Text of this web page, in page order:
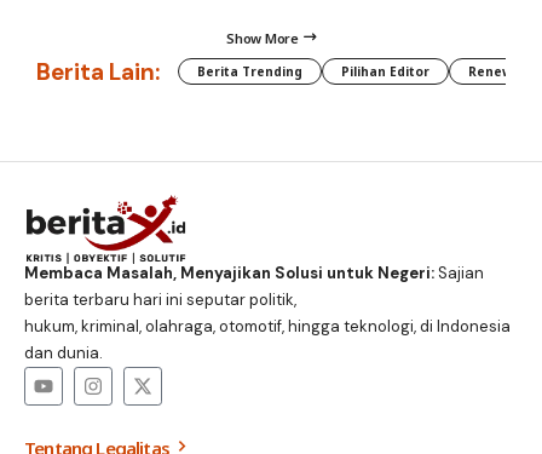
Show More
Berita Lain: Berita Trending Pilihan Editor
Membaca Masalah, Menyajikan Solusi untuk Negeri:Sajian
berita terbaru hari ini seputar politik,
hukum, kriminal, olahraga, otomotif, hingga teknologi, di Indonesia
dan dunia.
Tentang Legalitas